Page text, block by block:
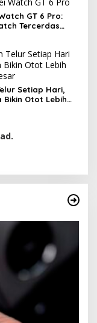
GT 6 Pro:
Tercerdas
Setiap Hari,
Bikin Otot Lebih